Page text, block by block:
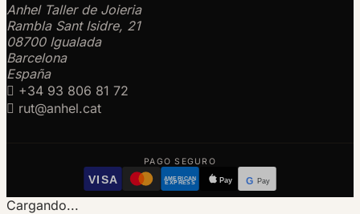
Anhel Taller de Joieria
Rambla Sant Isidre, 21
08700 Igualada
Barcelona
España
 +34 93 806 81 72
 rut@anhel.cat
PAGO SEGURO
VISA AMERICAN
EXPRESS Pay G Pay
Cargando...